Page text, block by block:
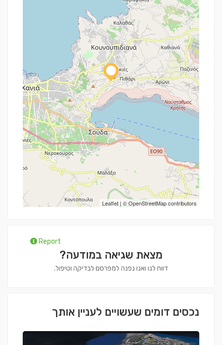
Leaflet | ©OpenStreetMapcontributors
Report
מצאת שגיאה במודעה?
דווח לנו ואנו נפנה למפרסם לבדיקה וטיפול.
נכסים דומים שעשויים לעניין אותך